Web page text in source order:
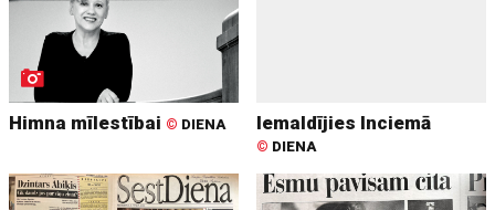
Himna mīlestībai © DIENA Iemaldījies Inciemā
© DIENA